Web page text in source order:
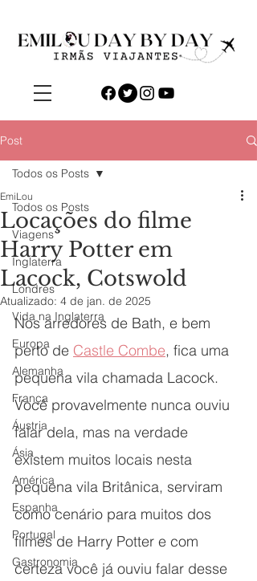
Post
Todos os Posts
Viagens
Inglaterra
Londres
Vida na Inglaterra
Europa
Alemanha
França
Áustria
Ásia
América
Espanha
Portugal
Gastronomia
Todos os Posts
Locações do filme
Harry Potter em
Lacock, Cotswold
EmiLou
Atualizado: 4 de jan. de 2025
Nos arredores de Bath, e bem
perto de Castle Combe, fica uma
pequena vila chamada Lacock.
Você provavelmente nunca ouviu
falar dela, mas na verdade
existem muitos locais nesta
pequena vila Britânica, serviram
como cenário para muitos dos
filmes de Harry Potter e com
certeza você já ouviu falar desse